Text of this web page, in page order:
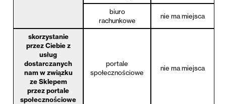
biuro
rachunkowe
nie ma miejsca
skorzystanie
przez Ciebie z
usług
dostarczanych
nam w związku
ze Sklepem
przez portale
społecznościowe
portale
społecznościowe
nie ma miejsca